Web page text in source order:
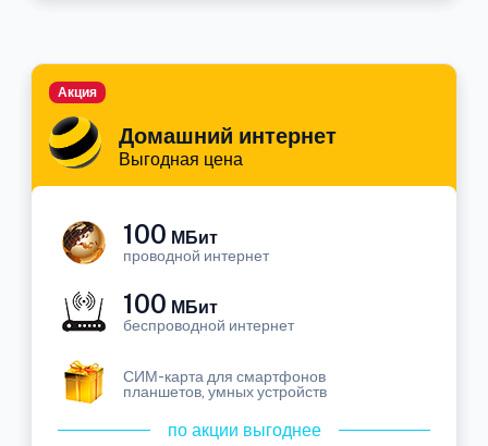
Домашний интернет
Выгодная цена
Акция
100 МБит
проводной интернет
100 МБит
беспроводной интернет
СИМ-карта для смартфонов
планшетов, умных устройств
по акции выгоднее